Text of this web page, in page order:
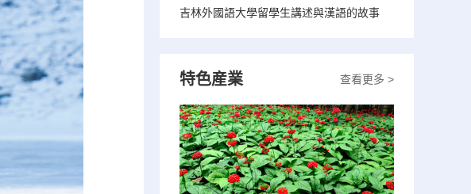
吉林外國語大學留學生講述與漢語的故事
查看更多 >
特色産業